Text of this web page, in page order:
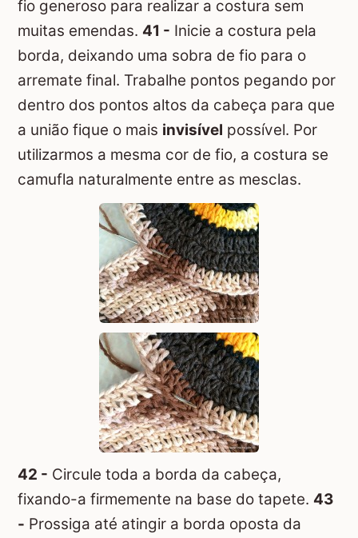
fio generoso para realizar a costura sem
muitas emendas. 41 - Inicie a costura pela
borda, deixando uma sobra de fio para o
arremate final. Trabalhe pontos pegando por
dentro dos pontos altos da cabeça para que
a união fique o mais invisível possível. Por
utilizarmos a mesma cor de fio, a costura se
camufla naturalmente entre as mesclas.
42 - Circule toda a borda da cabeça,
fixando-a firmemente na base do tapete. 43
- Prossiga até atingir a borda oposta da